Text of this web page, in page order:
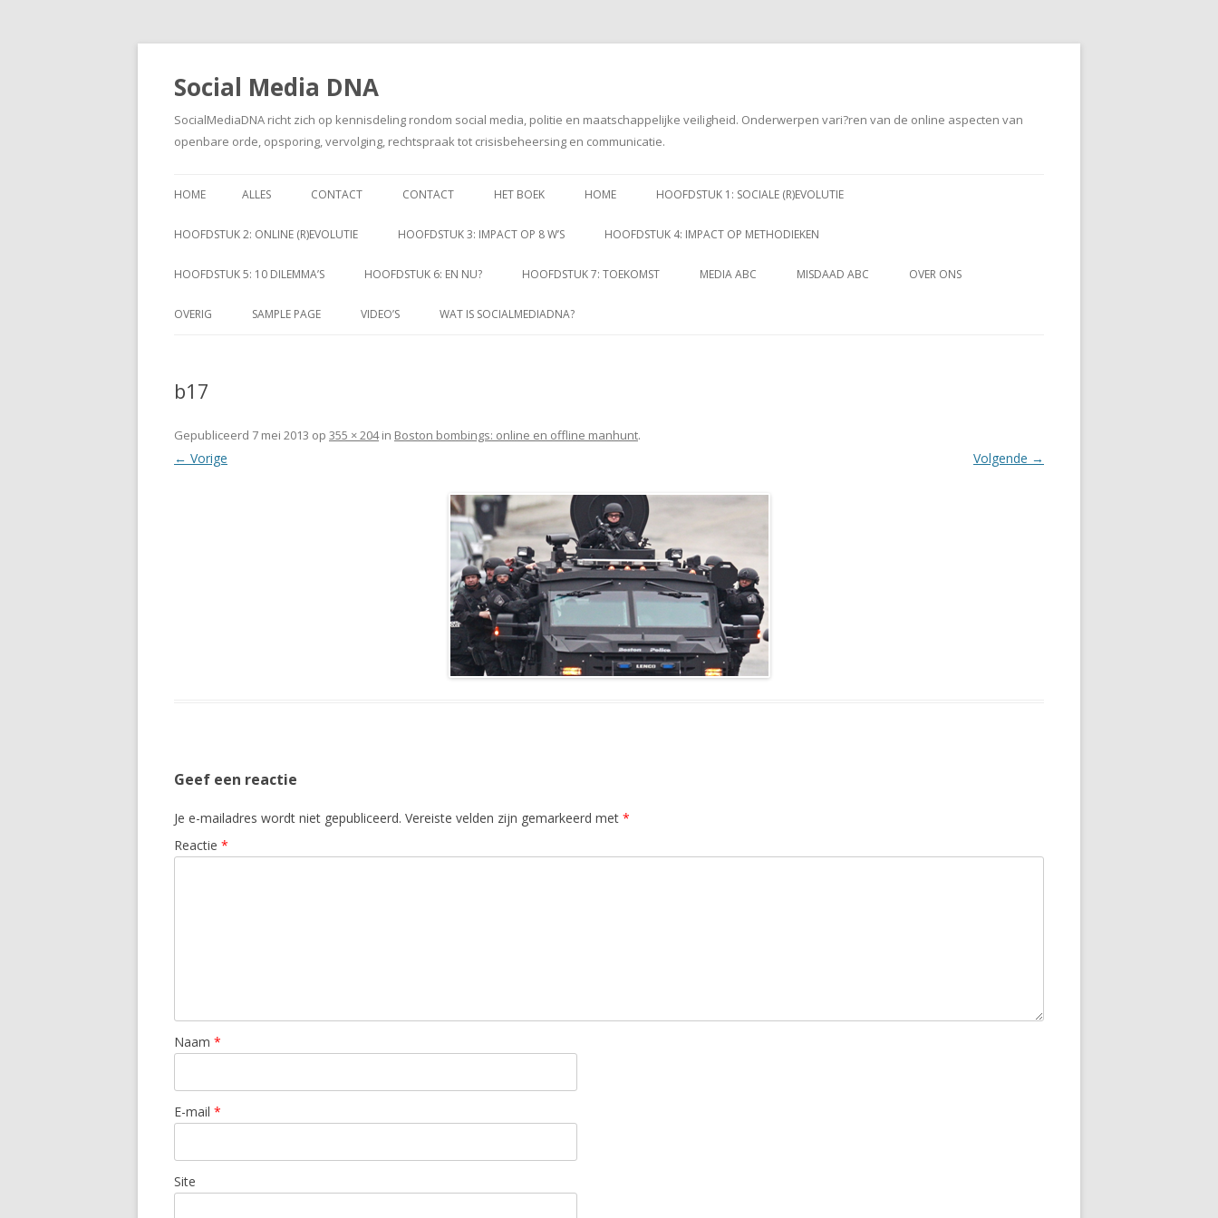
Social Media DNA
SocialMediaDNA richt zich op kennisdeling rondom social media, politie en maatschappelijke veiligheid. Onderwerpen vari?ren van de online aspecten van
openbare orde, opsporing, vervolging, rechtspraak tot crisisbeheersing en communicatie.
naar
HOME ALLES CONTACT CONTACT HET BOEK HOME HOOFDSTUK 1: SOCIALE (R)EVOLUTIE
HOOFDSTUK 2: ONLINE (R)EVOLUTIE HOOFDSTUK 3: IMPACT OP 8 W’S HOOFDSTUK 4: IMPACT OP METHODIEKEN
HOOFDSTUK 5: 10 DILEMMA’S HOOFDSTUK 6: EN NU? HOOFDSTUK 7: TOEKOMST MEDIA ABC MISDAAD ABC OVER ONS
OVERIG SAMPLE PAGE VIDEO’S WAT IS SOCIALMEDIADNA?
b17
Gepubliceerd 7 mei 2013 op 355 × 204in Boston bombings: online en offline manhunt.
← Vorige Volgende →
Geef een reactie
Je e-mailadres wordt niet gepubliceerd. Vereiste velden zijn gemarkeerd met *
Reactie *
Naam *
E-mail *
Site